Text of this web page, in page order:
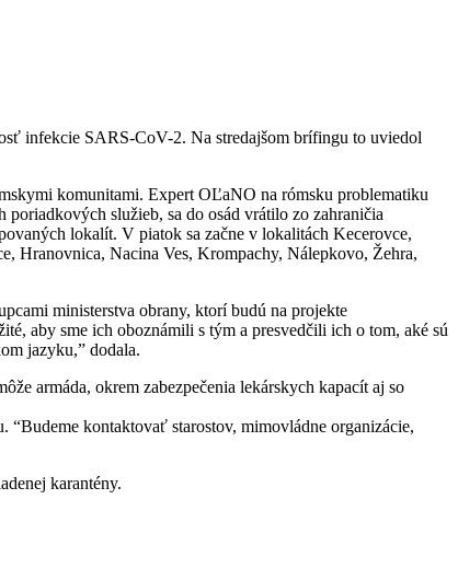
infekcie SARS-CoV-2. Na stredajšom brífingu to uviedol
komunitami. Expert OĽaNO na rómsku problematiku
služieb, sa do osád vrátilo zo zahraničia
lokalít. V piatok sa začne v lokalitách Kecerovce,
Hranovnica, Nacina Ves, Krompachy, Nálepkovo, Žehra,
ministerstva obrany, ktorí budú na projekte
aby sme ich oboznámili s tým a presvedčili ich o tom, aké sú
jazyku,” dodala.
armáda, okrem zabezpečenia lekárskych kapacít aj so
kontaktovať starostov, mimovládne organizácie,
karantény.